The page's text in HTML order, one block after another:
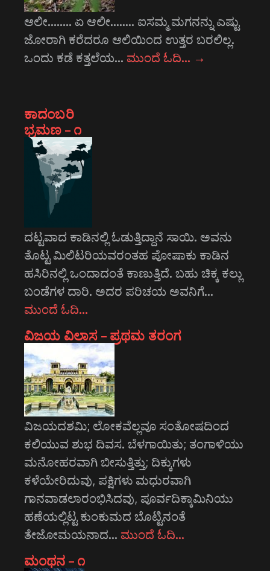
ಆಲೀ........ ಏ ಆಲೀ........ ಐಸಮ್ಮ ಮಗನನ್ನು ಎಷ್ಟು
ಜೋರಾಗಿ ಕರೆದರೂ ಆಲಿಯಿಂದ ಉತ್ತರ ಬರಲಿಲ್ಲ.
ಒಂದು ಕಡೆ ಕತ್ತಲೆಯ… ಮುಂದೆ ಓದಿ… →
ಕಾದಂಬರಿ
ಭ್ರಮಣ – ೧
ದಟ್ಟವಾದ ಕಾಡಿನಲ್ಲಿ ಓಡುತ್ತಿದ್ದಾನೆ ಸಾಯಿ. ಅವನು
ತೊಟ್ಟ ಮಿಲಿಟರಿಯವರಂತಹ ಪೋಷಾಕು ಕಾಡಿನ
ಹಸಿರಿನಲ್ಲಿ ಒಂದಾದಂತೆ ಕಾಣುತ್ತಿದೆ. ಬಹು ಚಿಕ್ಕ ಕಲ್ಲು
ಬಂಡೆಗಳ ದಾರಿ. ಅದರ ಪರಿಚಯ ಅವನಿಗೆ…
ಮುಂದೆ ಓದಿ…
ವಿಜಯ ವಿಲಾಸ – ಪ್ರಥಮ ತರಂಗ
ವಿಜಯದಶಮಿ; ಲೋಕವೆಲ್ಲವೂ ಸಂತೋಷದಿಂದ
ಕಲಿಯುವ ಶುಭ ದಿವಸ. ಬೆಳಗಾಯಿತು; ತಂಗಾಳಿಯು
ಮನೋಹರವಾಗಿ ಬೀಸುತ್ತಿತ್ತು; ದಿಕ್ಕುಗಳು
ಕಳೆಯೇರಿದುವು, ಪಕ್ಷಿಗಳು ಮಧುರವಾಗಿ
ಗಾನವಾಡಲಾರಂಭಿಸಿದವು, ಪೂರ್ವದಿಕ್ಕಾಮಿನಿಯು
ಹಣೆಯಲ್ಲಿಟ್ಟ ಕುಂಕುಮದ ಬೊಟ್ಟಿನಂತೆ
ತೇಜೋಮಯನಾದ… ಮುಂದೆ ಓದಿ…
ಮಂಥನ – ೧